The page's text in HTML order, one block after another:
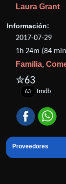
Laura Grant
Información:
2017-07-29
1h 24m (84
Familia,
✮63
63 Imdb
Proveedores